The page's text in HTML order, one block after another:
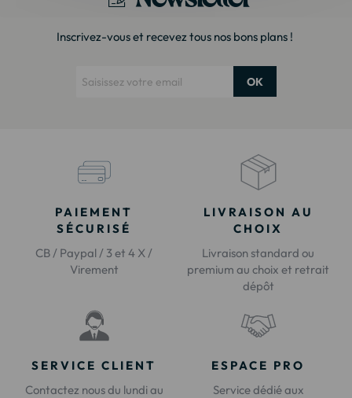
Inscrivez-vous et recevez tous nos bons plans !
OK
PAIEMENT
SÉCURISÉ
CB / Paypal / 3 et 4 X /
Virement
LIVRAISON AU
CHOIX
Livraison standard ou
premium au choix et retrait
dépôt
SERVICE CLIENT
Contactez nous du lundi au
ESPACE PRO
Service dédié aux